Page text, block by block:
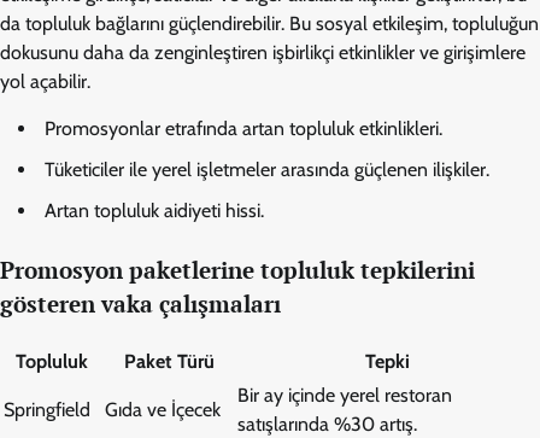
da topluluk bağlarını güçlendirebilir. Bu sosyal etkileşim, topluluğun
dokusunu daha da zenginleştiren işbirlikçi etkinlikler ve girişimlere
yol açabilir.
Promosyonlar etrafında artan topluluk etkinlikleri.
Tüketiciler ile yerel işletmeler arasında güçlenen ilişkiler.
Artan topluluk aidiyeti hissi.
Promosyon paketlerine topluluk tepkilerini
gösteren vaka çalışmaları
Topluluk Paket Türü Tepki
Springfield Gıda ve İçecek
Bir ay içinde yerel restoran
satışlarında %30 artış.